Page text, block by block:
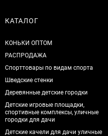
КАТАЛОГ
КОНЬКИ ОПТОМ
РАСПРОДАЖА
Спорттовары по видам спорта
Шведские стенки
Деревянные детские городки
Детские игровые площадки,
спортивные комплексы, уличные
городки для дачи
Детские качели для дачи уличные